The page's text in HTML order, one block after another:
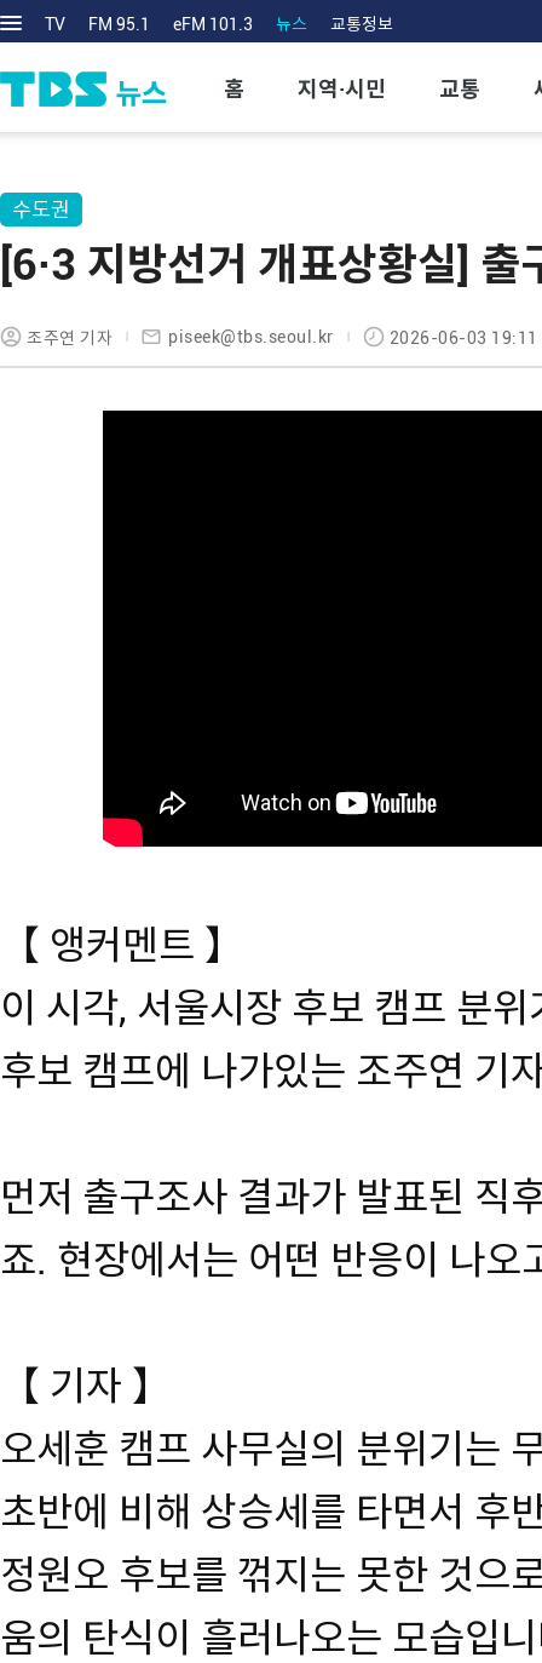
TV FM 95.1 eFM 101.3 뉴스 교통정보
홈 지역·시민 교통
수도권
[6·3 지방선거 개표상황실]
조주연 기자 piseek@tbs.seoul.kr 2026-06-03 19:11
【 앵커멘트 】
이 시각, 서울시장 후보 캠프 분
후보 캠프에 나가있는 조주연 기
먼저 출구조사 결과가 발표된 직
죠. 현장에서는 어떤 반응이 나오
【 기자 】
오세훈 캠프 사무실의 분위기는
초반에 비해 상승세를 타면서 후
정원오 후보를 꺾지는 못한 것으
움의 탄식이 흘러나오는 모습입